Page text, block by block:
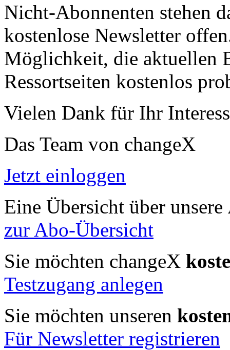
Nicht-Abonnenten stehen
kostenlose Newsletter
Möglichkeit, die aktuellen
Ressortseiten kostenlos
Vielen Dank für Ihr
Das Team von changeX
Jetzt einloggen
Eine Übersicht über unsere
zur Abo-Übersicht
Sie möchten changeX
Testzugang anlegen
Sie möchten unseren
Für Newsletter registrieren